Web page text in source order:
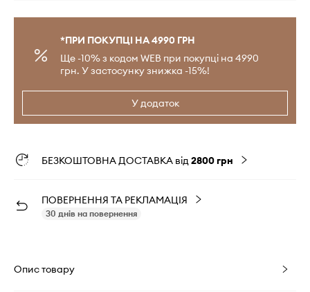
*ПРИ ПОКУПЦІ НА 4990 ГРН
Ще -10% з кодом WEB при покупці на 4990
грн. У застосунку знижка -15%!
У додаток
БЕЗКОШТОВНА ДОСТАВКА від2800 грн
ПОВЕРНЕННЯ ТА РЕКЛАМАЦІЯ
30 днів на повернення
Опис товару